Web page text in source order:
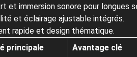
et immersion sonore pour longues
et éclairage ajustable intégrés.
rapide et design thématique.
principale Avantage clé